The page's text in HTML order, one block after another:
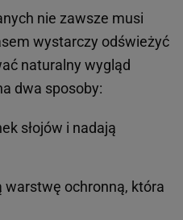
nie zawsze musi
wystarczy odświeżyć
naturalny wygląd
dwa sposoby:
słojów i nadają
ochronną, która